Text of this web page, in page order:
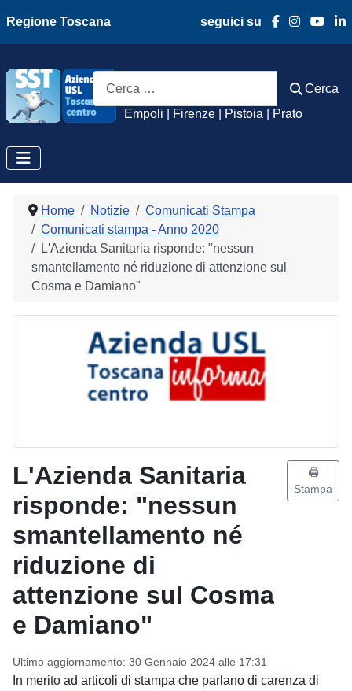
Regione Toscana seguici su
Azienda Usl
Empoli | Firenze | Pistoia | Prato
Cerca
Cerca
Home Notizie
Comunicati Stampa
Comunicati stampa - Anno 2020
L'Azienda Sanitaria risponde: "nessun
smantellamento né riduzione di attenzione sul
Cosma e Damiano"
L'Azienda Sanitaria
risponde: "nessun
smantellamento né
riduzione di
attenzione sul Cosma
e Damiano"
Ultimo aggiornamento: 30 Gennaio 2024 alle 17:31
🖨️
Stampa
In merito ad articoli di stampa che parlano di carenza di